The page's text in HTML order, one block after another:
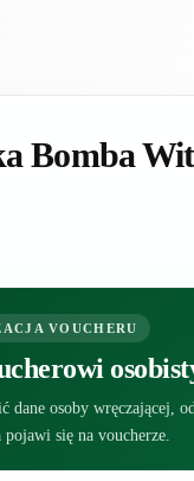
Bomba
VOUCHERU
dane osoby wręczającej,
się na voucherze.